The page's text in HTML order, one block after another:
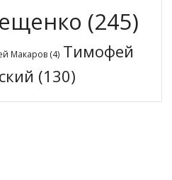
(245)
Макаров (4) Тимофей
(130)